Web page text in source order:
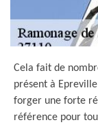
Cela fait de
présent à
forger une forte
référence pour